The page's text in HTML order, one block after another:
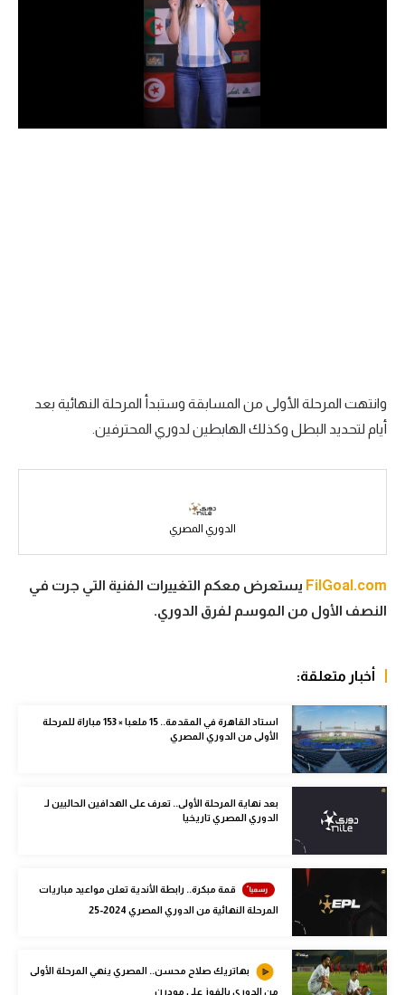
الدوري السعودي للمحترفين
سعودي في الجول
الدوري الإنجليزي
رياضات أخرى
كرة السلة الأمريكية
كرة سلة
كرة يد
الوطن العربي
رياضة نسائية
آسيا
أمريكا
وانتهت المرحلة الأولى من المسابقة وستبدأ المرحلة النهائية بعد
أيام لتحديد البطل وكذلك الهابطين لدوري المحترفين.
الدوري المصري
FilGoal.com يستعرض معكم التغييرات الفنية التي جرت في
النصف الأول من الموسم لفرق الدوري.
أخبار متعلقة:
استاد القاهرة في المقدمة.. 15 ملعبا × 153 مباراة للمرحلة
الأولى من الدوري المصري
بعد نهاية المرحلة الأولى.. تعرف على الهدافين الحاليين لـ
الدوري المصري تاريخيا
قمة مبكرة.. رابطة الأندية تعلن مواعيد مباريات
المرحلة النهائية من الدوري المصري 2024-25
بهاتريك صلاح محسن.. المصري ينهي المرحلة الأولى
من الدوري بالفوز على مودرن